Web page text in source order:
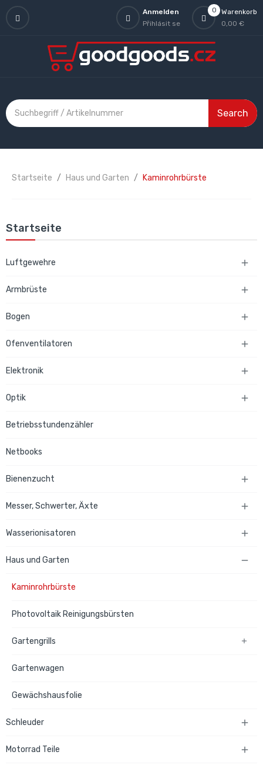
0
Warenkorb
0,00 €
Anmelden
Přihlásit se
Search
Startseite Haus und Garten Kaminrohrbürste
Startseite
Luftgewehre 
Armbrüste 
Bogen 
Ofenventilatoren 
Elektronik 
Optik 
Betriebsstundenzähler
Netbooks
Bienenzucht 
Messer, Schwerter, Äxte 
Wasserionisatoren 
Haus und Garten 
Kaminrohrbürste
Photovoltaik Reinigungsbürsten
Gartengrills 
Gartenwagen
Gewächshausfolie
Schleuder 
Motorrad Teile 